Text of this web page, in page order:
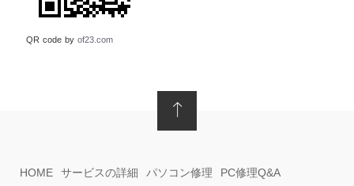
QR code by of23.com
HOME サービスの詳細 パソコン修理 PC修理Q&A